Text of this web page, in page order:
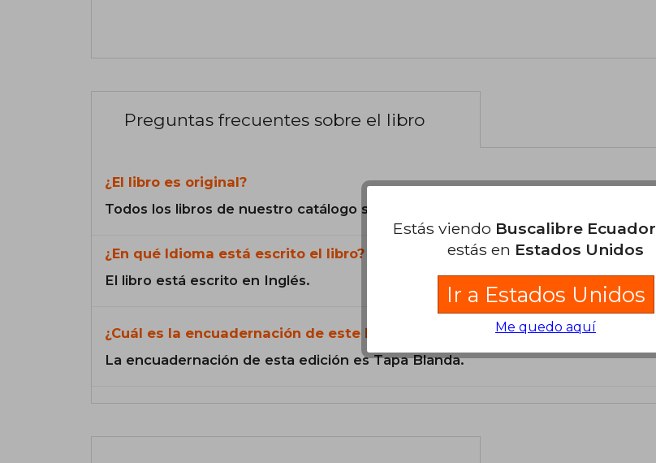
Preguntas frecuentes sobre el libro
¿El libro es original?
Todos los libros de nuestro catálogo son Originales.
¿En qué Idioma está escrito el libro?
El libro está escrito en Inglés.
¿Cuál es la encuadernación de este libro?
La encuadernación de esta edición es Tapa Blanda.
Estás viendo Buscalibre Ecuador
estás en Estados Unidos
Ir a Estados Unidos
Me quedo aquí